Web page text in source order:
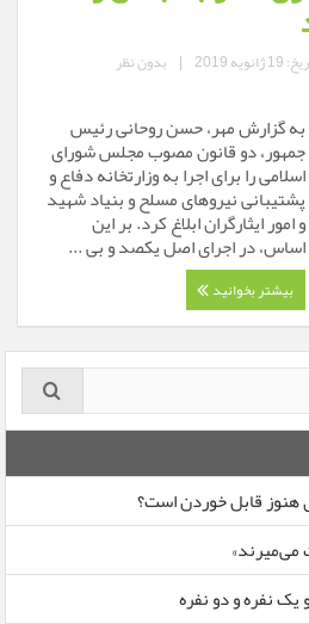
ژانویه 2019 | بدون نظر
به گزارش مهر، حسن روحانی رئیس
جمهور، دو قانون مصوب مجلس شورای
اسلامی را برای اجرا به وزارتخانه دفاع و
پشتیبانی نیروهای مسلح و بنیاد شهید
و امور ایثارگران ابلاغ کرد. بر این
اساس، در اجرای اصل یکصد و بی ...
بیشتر بخوانید
می‌میرند»
نفره و دو نفره